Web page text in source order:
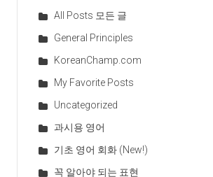
All Posts 모든 글
General Principles
KoreanChamp.com
My Favorite Posts
Uncategorized
과시용 영어
기초 영어 회화 (New!)
꼭 알아야 되는 표현